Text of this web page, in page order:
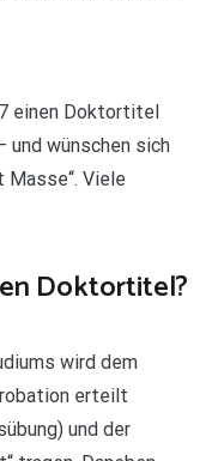
einen Doktortitel
und wünschen sich
Viele
Doktortitel?
wird dem
erteilt
und der